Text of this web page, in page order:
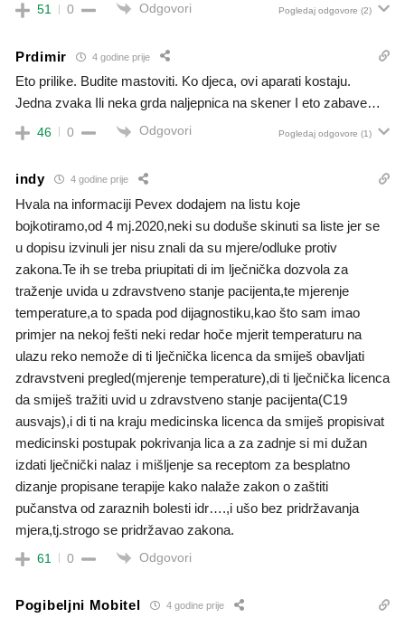
51 0 Odgovori Pogledaj odgovore (2)
Prdimir 4 godine prije
Eto prilike. Budite mastoviti. Ko djeca, ovi aparati kostaju.
Jedna zvaka Ili neka grda naljepnica na skener I eto zabave…
46 0 Odgovori Pogledaj odgovore (1)
indy 4 godine prije
Hvala na informaciji Pevex dodajem na listu koje
bojkotiramo,od 4 mj.2020,neki su doduše skinuti sa liste jer se
u dopisu izvinuli jer nisu znali da su mjere/odluke protiv
zakona.Te ih se treba priupitati di im lječnička dozvola za
traženje uvida u zdravstveno stanje pacijenta,te mjerenje
temperature,a to spada pod dijagnostiku,kao što sam imao
primjer na nekoj fešti neki redar hoče mjerit temperaturu na
ulazu reko nemože di ti lječnička licenca da smiješ obavljati
zdravstveni pregled(mjerenje temperature),di ti lječnička licenca
da smiješ tražiti uvid u zdravstveno stanje pacijenta(C19
ausvajs),i di ti na kraju medicinska licenca da smiješ propisivat
medicinski postupak pokrivanja lica a za zadnje si mi dužan
izdati lječnički nalaz i mišljenje sa receptom za besplatno
dizanje propisane terapije kako nalaže zakon o zaštiti
pučanstva od zaraznih bolesti idr….,i ušo bez pridržavanja
mjera,tj.strogo se pridržavao zakona.
61 0 Odgovori
Pogibeljni Mobitel 4 godine prije